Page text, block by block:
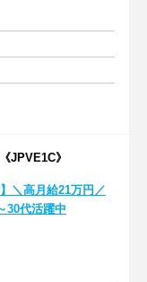
JPVE1C》
＼高月給21万円／
30代活躍中